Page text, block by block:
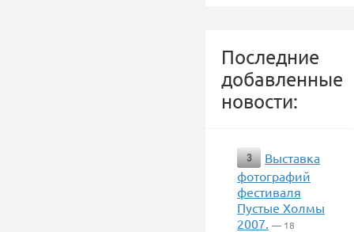
Последние
добавленные
новости:
3
Выставка
фотографий
фестиваля
Пустые Холмы
2007. — 18